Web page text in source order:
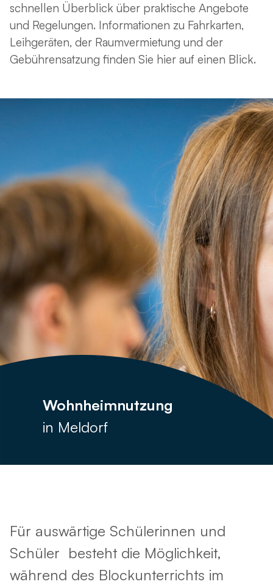
schnellen Überblick über praktische Angebote
und Regelungen. Informationen zu Fahrkarten,
Leihgeräten, der Raumvermietung und der
Gebührensatzung finden Sie hier auf einen Blick.
Wohnheimnutzung
in Meldorf
Für auswärtige Schülerinnen und
Schüler besteht die Möglichkeit,
während des Blockunterrichts im